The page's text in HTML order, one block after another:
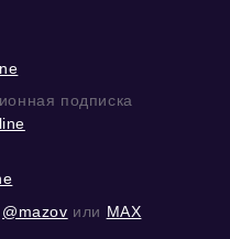
подписка
@mazov или MAX